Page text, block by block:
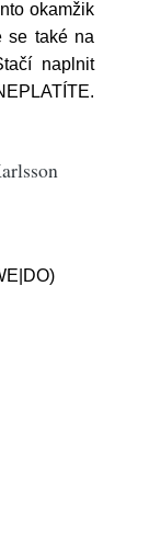
okamžik
se také na
naplnit